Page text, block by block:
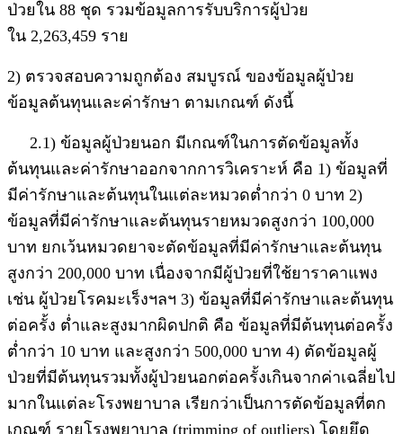
ป่วยใน 88 ชุด รวมข้อมูลการรับบริการผู้ป่วย
ใน 2,263,459 ราย
2) ตรวจสอบความถูกต้อง สมบูรณ์ ของข้อมูลผู้ป่วย
ข้อมูลต้นทุนและค่ารักษา ตามเกณฑ์ ดังนี้
2.1) ข้อมูลผู้ป่วยนอก มีเกณฑ์ในการตัดข้อมูลทั้ง
ต้นทุนและค่ารักษาออกจากการวิเคราะห์ คือ 1) ข้อมูลที่
มีค่ารักษาและต้นทุนในแต่ละหมวดต่ำกว่า 0 บาท 2)
ข้อมูลที่มีค่ารักษาและต้นทุนรายหมวดสูงกว่า 100,000
บาท ยกเว้นหมวดยาจะตัดข้อมูลที่มีค่ารักษาและต้นทุน
สูงกว่า 200,000 บาท เนื่องจากมีผู้ป่วยที่ใช้ยาราคาแพง
เช่น ผู้ป่วยโรคมะเร็งฯลฯ 3) ข้อมูลที่มีค่ารักษาและต้นทุน
ต่อครั้ง ต่ำและสูงมากผิดปกติ คือ ข้อมูลที่มีต้นทุนต่อครั้ง
ต่ำกว่า 10 บาท และสูงกว่า 500,000 บาท 4) ตัดข้อมูลผู้
ป่วยที่มีต้นทุนรวมทั้งผู้ป่วยนอกต่อครั้งเกินจากค่าเฉลี่ยไป
มากในแต่ละโรงพยาบาล เรียกว่าเป็นการตัดข้อมูลที่ตก
เกณฑ์ รายโรงพยาบาล (trimming of outliers) โดยยึด